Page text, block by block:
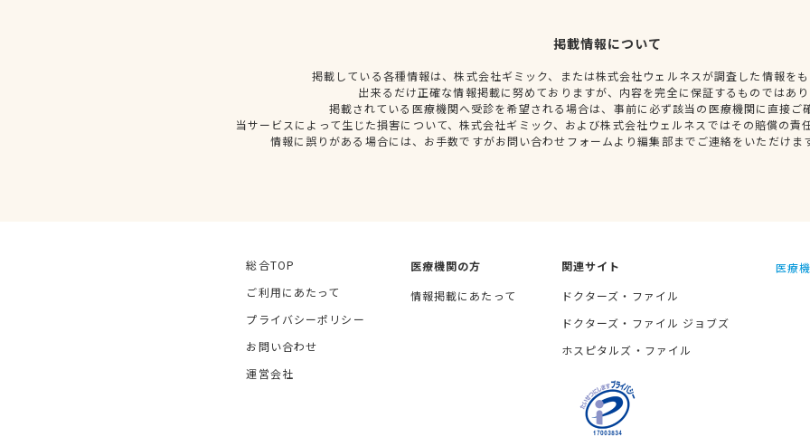
掲載情報について
掲載している各種情報は、株式会社ギミック、または株式会社ウェルネスが調査した情報を
出来るだけ正確な情報掲載に努めておりますが、内容を完全に保証するものではあ
掲載されている医療機関へ受診を希望される場合は、事前に必ず該当の医療機関に直接ご
当サービスによって生じた損害について、株式会社ギミック、および株式会社ウェルネスではその賠償の責
情報に誤りがある場合には、お手数ですがお問い合わせフォームより編集部までご連絡をいただけま
総合TOP
ご利用にあたって
プライバシーポリシー
お問い合わせ
運営会社
医療機関の方
情報掲載にあたって
関連サイト
ドクターズ・ファイル
ドクターズ・ファイル ジョブズ
ホスピタルズ・ファイル
医療